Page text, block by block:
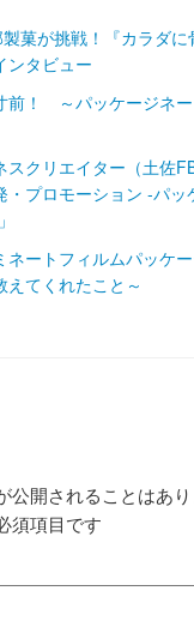
菓が挑戦！『カラダに
ンタビュー
前！ ～パッケージネ
スクリエイター（土佐
プロモーション ‐パッ
ネートフィルムパッケ
てくれたこと～
公開されることはあり
須項目です